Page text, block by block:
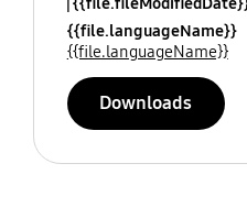
{{file.languageName}}
{{file.languageName}}
Downloads